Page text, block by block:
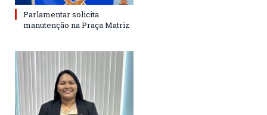
Parlamentar solicita
manutenção na Praça Matriz